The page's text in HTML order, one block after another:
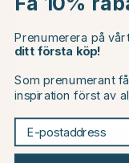
Guld
Beige
EU
Prenumerera på
ditt första köp!
Som prenumerant
inspiration först av
E-postaddress